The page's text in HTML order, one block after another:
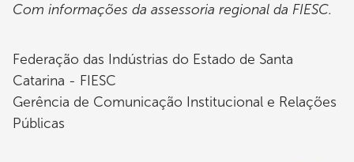
Com informações da assessoria regional da FIESC.
Federação das Indústrias do Estado de Santa
Catarina - FIESC
Gerência de Comunicação Institucional e Relações
Públicas